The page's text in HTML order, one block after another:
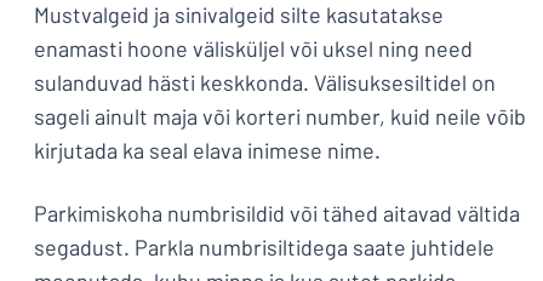
Mustvalgeid ja sinivalgeid silte kasutatakse
enamasti hoone välisküljel või uksel ning need
sulanduvad hästi keskkonda. Välisuksesiltidel on
sageli ainult maja või korteri number, kuid neile võib
kirjutada ka seal elava inimese nime.
Parkimiskoha numbrisildid või tähed aitavad vältida
segadust. Parkla numbrisiltidega saate juhtidele